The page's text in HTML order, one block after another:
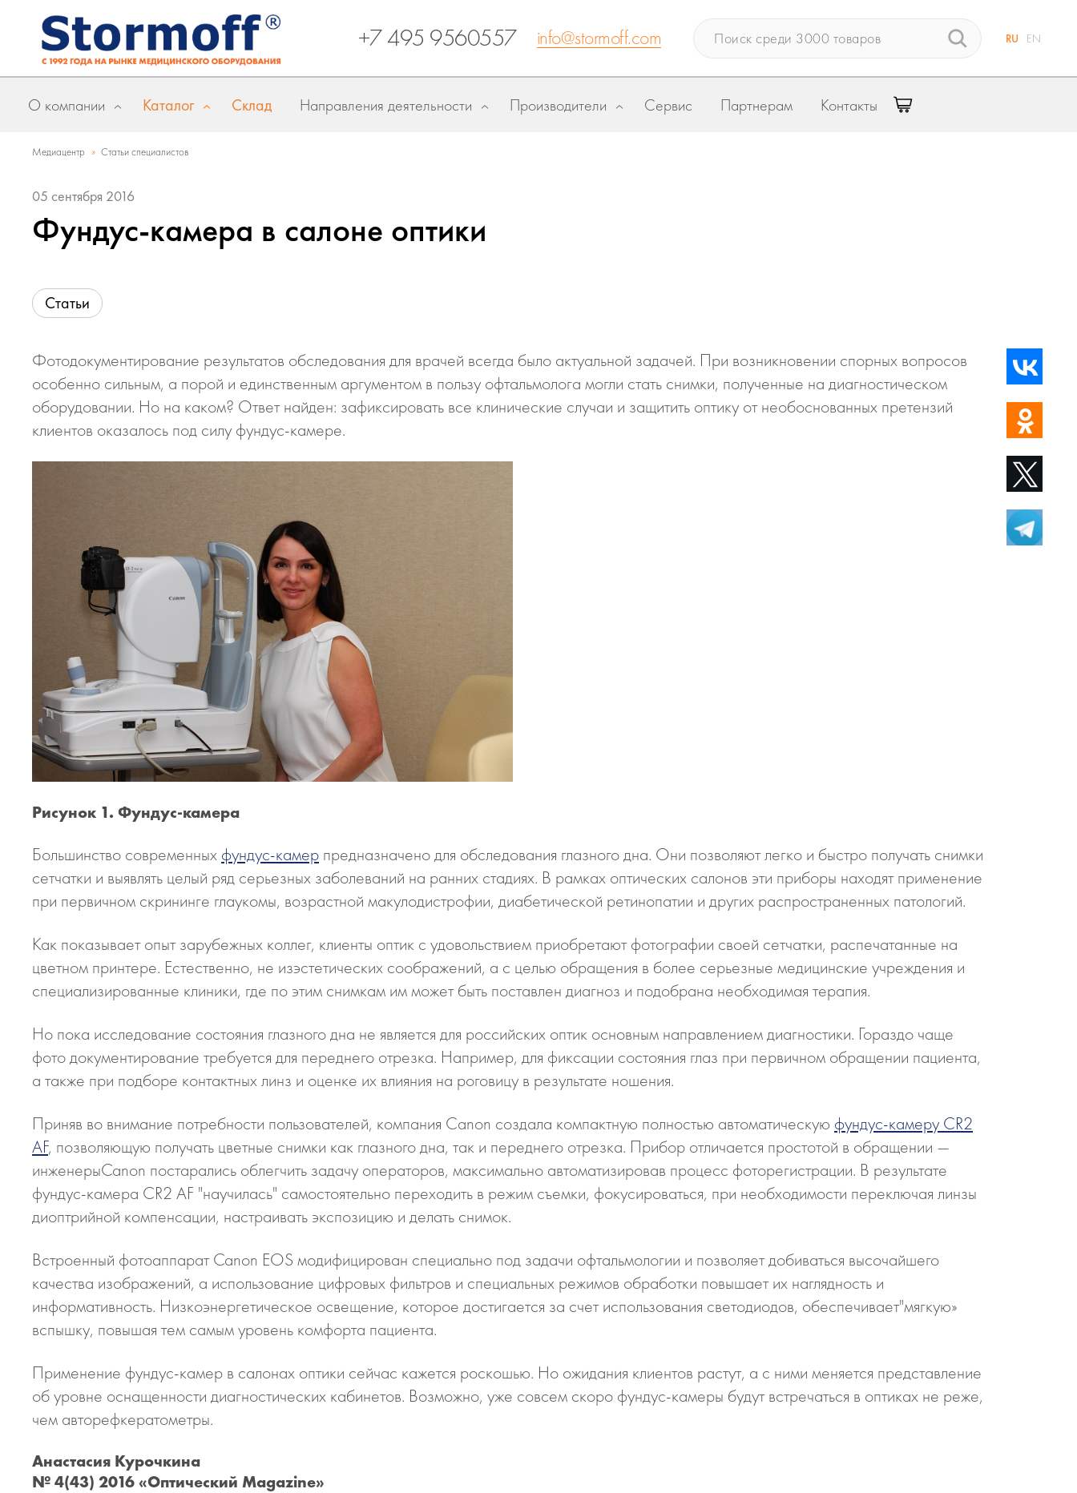
+7 495 9560557 info@stormoff.com RU EN
О компании Каталог Склад Направления деятельности Производители Сервис Партнерам Контакты
Медиацентр » Статьи специалистов
05 сентября 2016
Фундус-камера в салоне оптики
Статьи
Фотодокументирование результатов обследования для врачей всегда было актуальной задачей. При возникновении спорных вопросов
особенно сильным, а порой и единственным аргументом в пользу офтальмолога могли стать снимки, полученные на диагностическом
оборудовании. Но на каком? Ответ найден: зафиксировать все клинические случаи и защитить оптику от необоснованных претензий
клиентов оказалось под силу фундус-камере.
Рисунок 1. Фундус-камера
Большинство современных фундус­-камер предназначено для обследования глазного дна. Они позволяют легко и быстро получать снимки
сетчатки и выявлять целый ряд серьезных заболеваний на ранних стадиях. В рамках оптических салонов эти приборы находят применение
при первичном скрининге глаукомы, возрастной макулодистрофии, диабетической ретинопатии и других распространенных патологий.
Как показывает опыт зарубежных коллег, клиенты оптик с удовольствием приобретают фотографии своей сетчатки, распечатанные на
цветном принтере. Естественно, не изэстетических соображений, а с целью обращения в более серьезные медицинские учреждения и
специализированные клиники, где по этим снимкам им может быть поставлен диагноз и подобрана необходимая терапия.
Но пока исследование состояния глазного дна не является для российских оптик основным направлением диагностики. Гораздо чаще
фото документирование требуется для переднего отрезка. Например, для фиксации состояния глаз при первичном обращении пациента,
а также при подборе контактных линз и оценке их влияния на роговицу в результате ношения.
Приняв во внимание потребности пользователей, компания Сanon создала компактную полностью автоматическую фундус-­камеру CR­2
AF, позволяющую получать цветные снимки как глазного дна, так и переднего отрезка. Прибор отличается простотой в обращении —
инженерыCanon постарались облегчить задачу операторов, максимально автоматизировав процесс фоторегистрации. В результате
фундус-­камера CR­2 AF "научилась" самостоятельно переходить в режим съемки, фокусироваться, при необходимости переключая линзы
диоптрийной компенсации, настраивать экспозицию и делать снимок.
Встроенный фотоаппарат Canon EOS модифицирован специально под задачи офтальмологии и позволяет добиваться высочайшего
качества изображений, а использование цифровых фильтров и специальных режимов обработки повышает их наглядность и
информативность. Низкоэнергетическое освещение, которое достигается за счет использования светодиодов, обеспечивает"мягкую»
вспышку, повышая тем самым уровень комфорта пациента.
Применение фундус-­камер в салонах оптики сейчас кажется роскошью. Но ожидания клиентов растут, а с ними меняется представление
об уровне оснащенности диагностических кабинетов. Возможно, уже совсем скоро фундус-­камеры будут встречаться в оптиках не реже,
чем авторефкератометры.
Анастасия Курочкина
№ 4(43) 2016 «Оптический Magazine»